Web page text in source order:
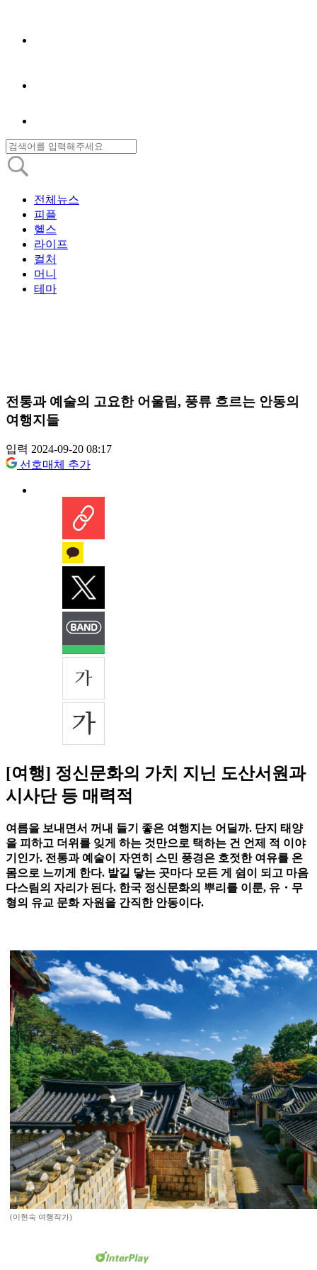
전체뉴스
피플
헬스
라이프
컬처
머니
테마
전통과 예술의 고요한 어울림, 풍류 흐르는 안동의
여행지들
입력 2024-09-20 08:17
선호매체 추가
[여행] 정신문화의 가치 지닌 도산서원과
시사단 등 매력적
여름을 보내면서 꺼내 들기 좋은 여행지는 어딜까. 단지 태양
을 피하고 더위를 잊게 하는 것만으로 택하는 건 언제 적 이야
기인가. 전통과 예술이 자연히 스민 풍경은 호젓한 여유를 온
몸으로 느끼게 한다. 발길 닿는 곳마다 모든 게 쉼이 되고 마음
다스림의 자리가 된다. 한국 정신문화의 뿌리를 이룬, 유・무
형의 유교 문화 자원을 간직한 안동이다.
(이현숙 여행작가)